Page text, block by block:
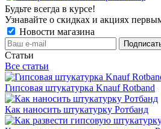
Будьте всегда в курсе!
Узнавайте о скидках и акциях
Новости магазина
Статьи
Все статьи
Гипсовая штукатурка Knauf Rotband
Как наносить штукатурку Ротбанд